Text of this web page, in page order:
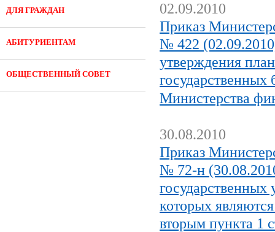
ДЛЯ ГРАЖДАН
АБИТУРИЕНТАМ
ОБЩЕСТВЕННЫЙ СОВЕТ
02.09.2010
Приказ
№ 422
утверждения
Министерства
30.08.2010
Приказ
№ 72-н
которых
вторым пункта 1